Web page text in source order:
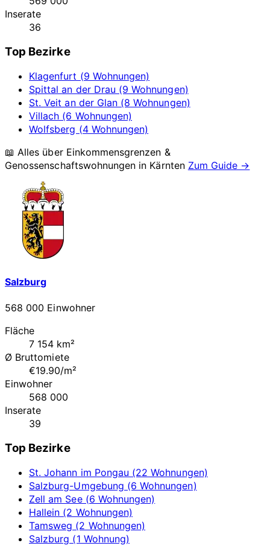
Inserate
36
Top Bezirke
Klagenfurt (9 Wohnungen)
Spittal an der Drau (9 Wohnungen)
St. Veit an der Glan (8 Wohnungen)
Villach (6 Wohnungen)
Wolfsberg (4 Wohnungen)
📖 Alles über Einkommensgrenzen &
Genossenschaftswohnungen in Kärnten Zum Guide →
Salzburg
568 000 Einwohner
Fläche
7 154 km²
Ø Bruttomiete
€19.90/m²
Einwohner
568 000
Inserate
39
Top Bezirke
St. Johann im Pongau (22 Wohnungen)
Salzburg-Umgebung (6 Wohnungen)
Zell am See (6 Wohnungen)
Hallein (2 Wohnungen)
Tamsweg (2 Wohnungen)
Salzburg (1 Wohnung)